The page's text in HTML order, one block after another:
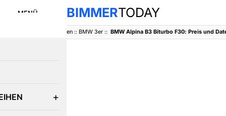
MENÜ BIMMERTODAY
Baureihen:: BMW 3er::